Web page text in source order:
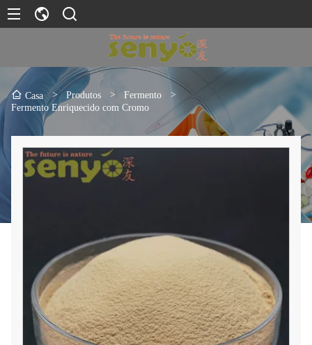
Casa > Produtos > Fermento
>
Fermento Enriquecido com Cromo